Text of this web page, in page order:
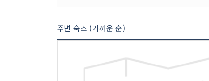
주변 숙소 (가까운 순)